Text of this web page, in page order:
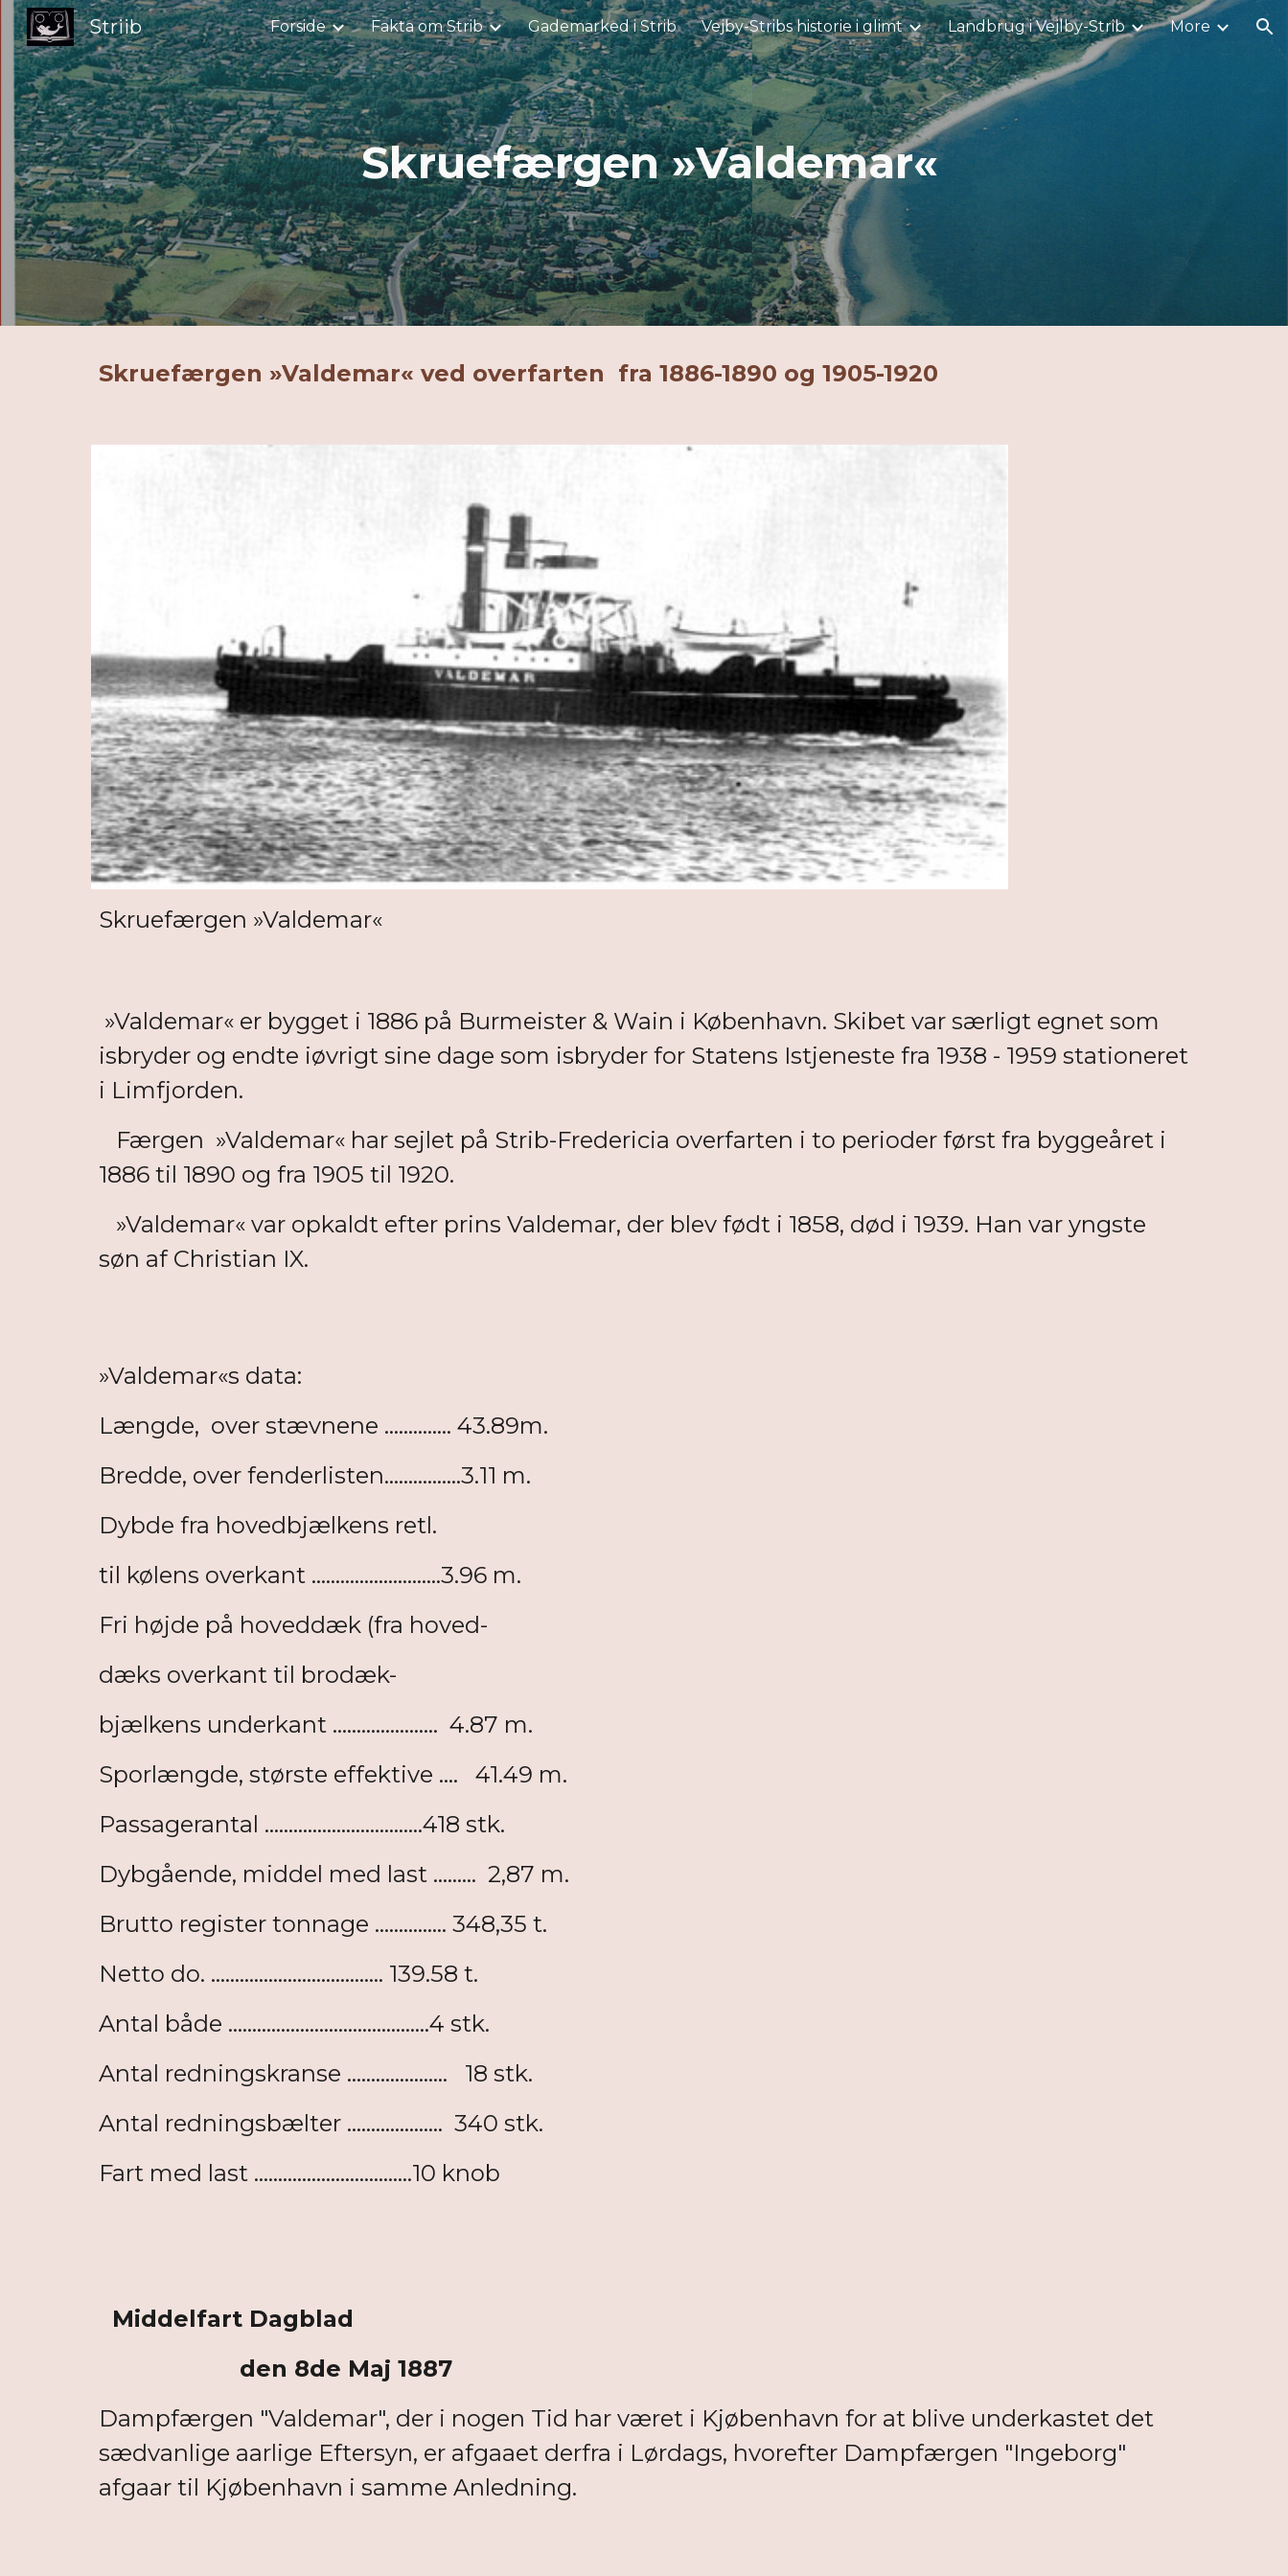
Skip to main content Skip to navigation
Striib Forside Fakta om Strib Gademarked i Strib Vejby-Stribs historie i glimt Landbrug i Vejlby-Strib More
Skruefærgen »Valdemar«
Skruefærgen »Valdemar« ved overfarten fra 1886-1890 og 1905-1920
Skruefærgen »Valdemar«
»Valdemar« er bygget i 1886 på Burmeister & Wain i København. Skibet var særligt egnet som
isbryder og endte iøvrigt sine dage som isbryder for Statens Istjeneste fra 1938 - 1959 stationeret
i Limfjorden.
Færgen »Valdemar« har sejlet på Strib-Fredericia overfarten i to perioder først fra byggeåret i
1886 til 1890 og fra 1905 til 1920.
»Valdemar« var opkaldt efter prins Valdemar, der blev født i 1858, død i 1939. Han var yngste
søn af Christian IX.
»Valdemar«s data:
Længde, over stævnene .............. 43.89m.
Bredde, over fenderlisten................3.11 m.
Dybde fra hovedbjælkens retl.
til kølens overkant ...........................3.96 m.
Fri højde på hoveddæk (fra hoved-
dæks overkant til brodæk-
bjælkens underkant ...................... 4.87 m.
Sporlængde, største effektive .... 41.49 m.
Passagerantal .................................418 stk.
Dybgående, middel med last ......... 2,87 m.
Brutto register tonnage ............... 348,35 t.
Netto do. .................................... 139.58 t.
Antal både ..........................................4 stk.
Antal redningskranse ..................... 18 stk.
Antal redningsbælter .................... 340 stk.
Fart med last .................................10 knob
Middelfart Dagblad
den 8de Maj 1887
Dampfærgen "Valdemar", der i nogen Tid har været i Kjøbenhavn for at blive underkastet det
sædvanlige aarlige Eftersyn, er afgaaet derfra i Lørdags, hvorefter Dampfærgen "Ingeborg"
afgaar til Kjøbenhavn i samme Anledning.